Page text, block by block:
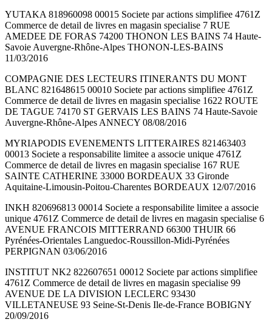
YUTAKA 818960098 00015 Societe par actions simplifiee 4761Z
Commerce de detail de livres en magasin specialise 7 RUE
AMEDEE DE FORAS 74200 THONON LES BAINS 74 Haute-
Savoie Auvergne-Rhône-Alpes THONON-LES-BAINS
11/03/2016
COMPAGNIE DES LECTEURS ITINERANTS DU MONT
BLANC 821648615 00010 Societe par actions simplifiee 4761Z
Commerce de detail de livres en magasin specialise 1622 ROUTE
DE TAGUE 74170 ST GERVAIS LES BAINS 74 Haute-Savoie
Auvergne-Rhône-Alpes ANNECY 08/08/2016
MYRIAPODIS EVENEMENTS LITTERAIRES 821463403
00013 Societe a responsabilite limitee a associe unique 4761Z
Commerce de detail de livres en magasin specialise 167 RUE
SAINTE CATHERINE 33000 BORDEAUX 33 Gironde
Aquitaine-Limousin-Poitou-Charentes BORDEAUX 12/07/2016
INKH 820696813 00014 Societe a responsabilite limitee a associe
unique 4761Z Commerce de detail de livres en magasin specialise 6
AVENUE FRANCOIS MITTERRAND 66300 THUIR 66
Pyrénées-Orientales Languedoc-Roussillon-Midi-Pyrénées
PERPIGNAN 03/06/2016
INSTITUT NK2 822607651 00012 Societe par actions simplifiee
4761Z Commerce de detail de livres en magasin specialise 99
AVENUE DE LA DIVISION LECLERC 93430
VILLETANEUSE 93 Seine-St-Denis Ile-de-France BOBIGNY
20/09/2016